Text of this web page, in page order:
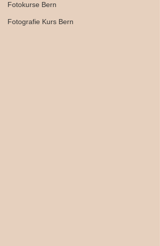
Fotokurse Bern
Fotografie Kurs Bern